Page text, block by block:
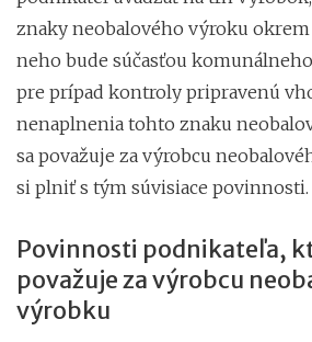
znaky neobalového výroku okrem
neho bude súčasťou
pre prípad kontroly pripravenú
nenaplnenia tohto znaku
sa považuje za výrobcu
si plniť s tým súvisiace povinnosti.
Povinnosti podnikateľa,
považuje za výrobcu
výrobku